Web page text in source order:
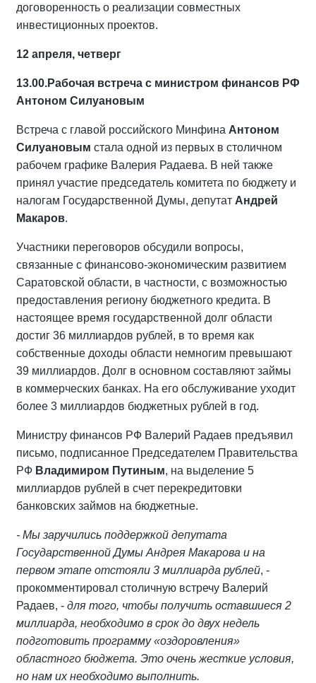
договоренность о реализации совместных
инвестиционных проектов.
12 апреля, четверг
13.00.Рабочая встреча с министром финансов РФ
Антоном Силуановым
Встреча с главой российского Минфина Антоном
Силуановым стала одной из первых в столичном
рабочем графике Валерия Радаева. В ней также
принял участие председатель комитета по бюджету и
налогам Государственной Думы, депутат Андрей
Макаров.
Участники переговоров обсудили вопросы,
связанные с финансово-экономическим развитием
Саратовской области, в частности, с возможностью
предоставления региону бюджетного кредита. В
настоящее время государственной долг области
достиг 36 миллиардов рублей, в то время как
собственные доходы области немногим превышают
39 миллиардов. Долг в основном составляют займы
в коммерческих банках. На его обслуживание уходит
более 3 миллиардов бюджетных рублей в год.
Министру финансов РФ Валерий Радаев предъявил
письмо, подписанное Председателем Правительства
РФ Владимиром Путиным, на выделение 5
миллиардов рублей в счет перекредитовки
банковских займов на бюджетные.
- Мы заручились поддержкой депутата
Государственной Думы Андрея Макарова и на
первом этапе отстояли 3 миллиарда рублей, -
прокомментировал столичную встречу Валерий
Радаев, - для того, чтобы получить оставшиеся 2
миллиарда, необходимо в срок до двух недель
подготовить программу «оздоровления»
областного бюджета. Это очень жесткие условия,
но нам их необходимо выполнить.